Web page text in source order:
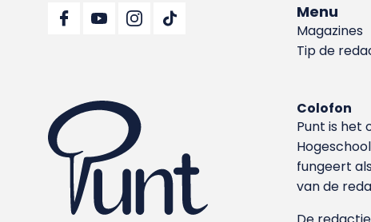
Menu
Magazines
Tip de
Colofon
Punt is het
fungeert
van de